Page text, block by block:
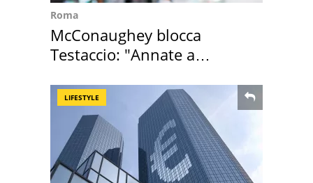
Roma
McConaughey blocca
Testaccio: "Annate a
LIFESTYLE